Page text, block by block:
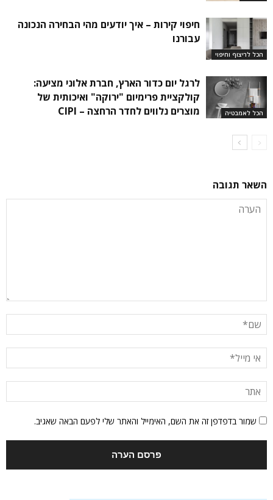
הכל לריצוף וחיפוי
חיפוי קירות – איך יודעים מהי הבחירה הנכונה
עבורנו
הכל לאמבטיה
לרגל יום כדור הארץ, חברת אלוני מציעה:
קולקציית פרימיום "ירוקה" ואיכותית של
מוצרים נלווים לחדר הרחצה – CIPI
השאר תגובה
שמור בדפדפן זה את השם, האימייל והאתר שלי לפעם הבאה שאגיב.